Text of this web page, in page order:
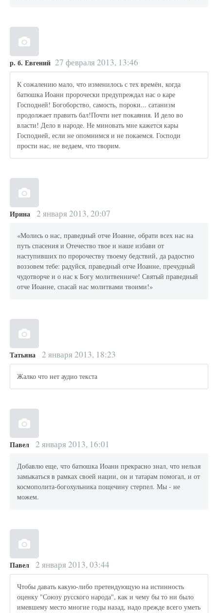
р. б. Евгений 27 февраля 2013, 13:46
К сожалению мало, что изменилось с тех времён, когда
батюшка Иоанн пророчески предупреждал нас о каре
Господней! Богоборство, самость, пороки... сатанизм
продолжает править бал!Почти нет покаяния. И дело во
власти! Дело в народе. Не миновать мне кажется кары
Господней, если не опомнимся и не покаемся. Господи
прости нас, не ведаем, что творим.
Ирина 2 января 2013, 20:07
«Молись о нас, праведный отче Иоанне, обрати всех нас на
путь спасения и Отечество твое и наше избави от
наступивших по пророчеству твоему бедствий, да радостно
воззовем тебе: радуйся, праведный отче Иоанне, пречудный
чудотворче и о нас к Богу молитвенниче! Святый праведный
отче Иоанне, спасай нас молитвами твоими!»
Татьяна 2 января 2013, 18:23
Жалко что нет аудио текста
Павел 2 января 2013, 16:01
Добавлю еще, что батюшка Иоанн прекрасно знал, что нельзя
замыкаться в рамках своей нации, он и татарам помогал, и от
космополита-богохульника пощечину стерпел. Мы - не
можем.
Павел 2 января 2013, 03:44
Чтобы давать какую-либо претендующую на истинность
оценку "Союзу русского народа", как и чему бы то ни было
имевшему место многие годы назад, надо прежде всего уметь